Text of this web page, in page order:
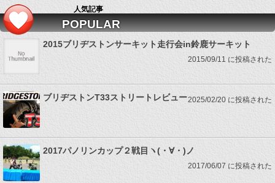
人気記事
POPULAR
2015ブリヂストンサーキット走行会in鈴鹿サーキット
2015/09/11 に投稿された
ブリヂストンT33ストリートレビュー2025/02/20 に投稿された
2017パノリンカップ２戦目ヽ(・∀・)ノ
2017/06/07 に投稿された